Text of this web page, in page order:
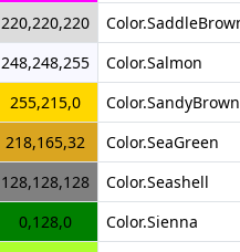
220,220,220
248,248,255
Color.Salmon
255,215,0
Color.SandyBrown
218,165,32
Color.SeaGreen
128,128,128
Color.Seashell
0,128,0
Color.Sienna